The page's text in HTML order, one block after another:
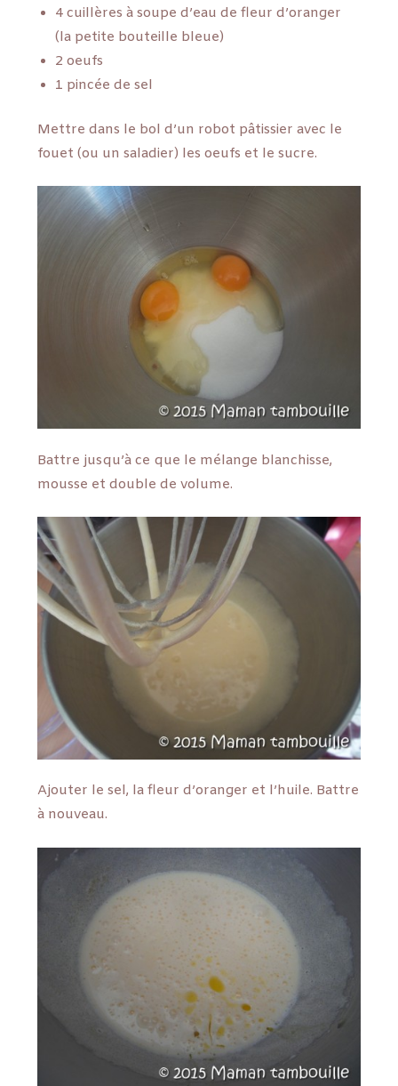
4 cuillères à soupe d’eau de fleur d’oranger
(la petite bouteille bleue)
2 oeufs
1 pincée de sel
Mettre dans le bol d’un robot pâtissier avec le
fouet (ou un saladier) les oeufs et le sucre.
Battre jusqu’à ce que le mélange blanchisse,
mousse et double de volume.
Ajouter le sel, la fleur d’oranger et l’huile. Battre
à nouveau.